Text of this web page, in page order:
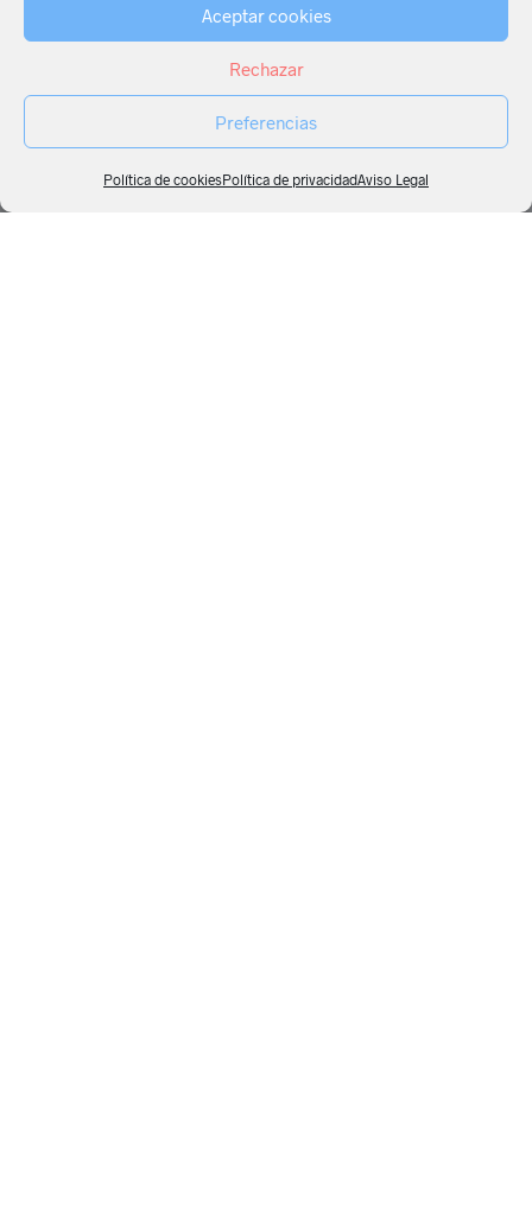
Aceptar cookies
Rechazar
Preferencias
Política de cookiesPolítica de privacidadAviso Legal